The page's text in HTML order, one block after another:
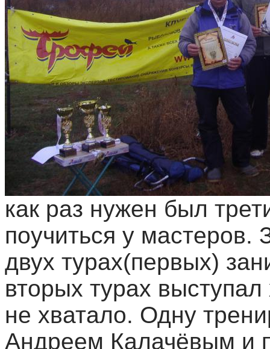
как раз нужен был
поучиться у мастеров.
двух турах(первых)
вторых турах
не хватало. Одну
Андреем Калачёвым и